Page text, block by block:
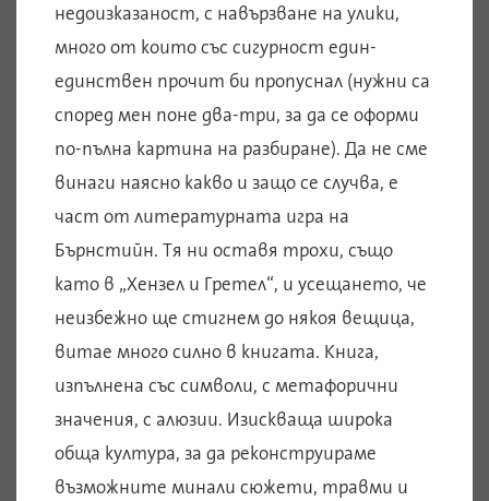
недоизказаност, с навързване на улики,
много от които със сигурност един-
единствен прочит би пропуснал (нужни са
според мен поне два-три, за да се оформи
по-пълна картина на разбиране). Да не сме
винаги наясно какво и защо се случва, е
част от литературната игра на
Бърнстийн. Тя ни оставя трохи, също
като в „Хензел и Гретел“, и усещането, че
неизбежно ще стигнем до някоя вещица,
витае много силно в книгата. Книга,
изпълнена със символи, с метафорични
значения, с алюзии. Изискваща широка
обща култура, за да реконструираме
възможните минали сюжети, травми и